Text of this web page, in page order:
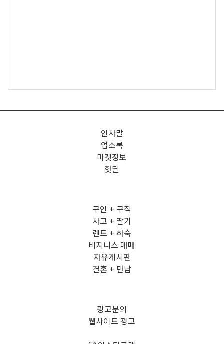
인사말
업소록
마켓정보
핫딜
구인 + 구직
사고 + 팔기
렌트 + 하숙
비지니스 매매
자유게시판
결혼 + 만남
광고문의
웹사이트 광고